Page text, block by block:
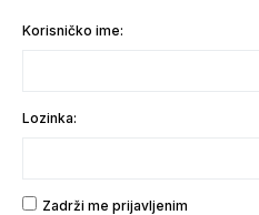
Korisničko ime:
Lozinka:
Zadrži me prijavljenim